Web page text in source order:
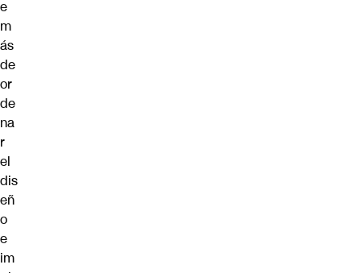
e
m
ás
de
or
de
na
r
el
dis
eñ
o
e
im